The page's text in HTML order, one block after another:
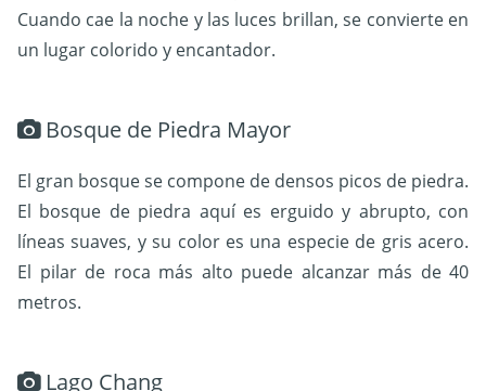
Cuando cae la noche y las luces brillan, se convierte en
un lugar colorido y encantador.
Bosque de Piedra Mayor
El gran bosque se compone de densos picos de piedra.
El bosque de piedra aquí es erguido y abrupto, con
líneas suaves, y su color es una especie de gris acero.
El pilar de roca más alto puede alcanzar más de 40
metros.
Lago Chang